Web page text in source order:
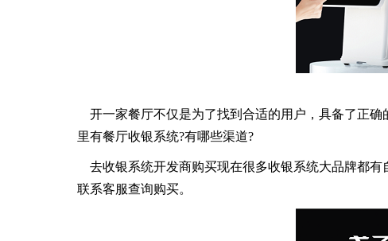
开一家餐厅不仅是为了找到合适的用户，具备了正确
里有餐厅收银系统?有哪些渠道?
去收银系统开发商购买现在很多收银系统大品牌都有
联系客服查询购买。